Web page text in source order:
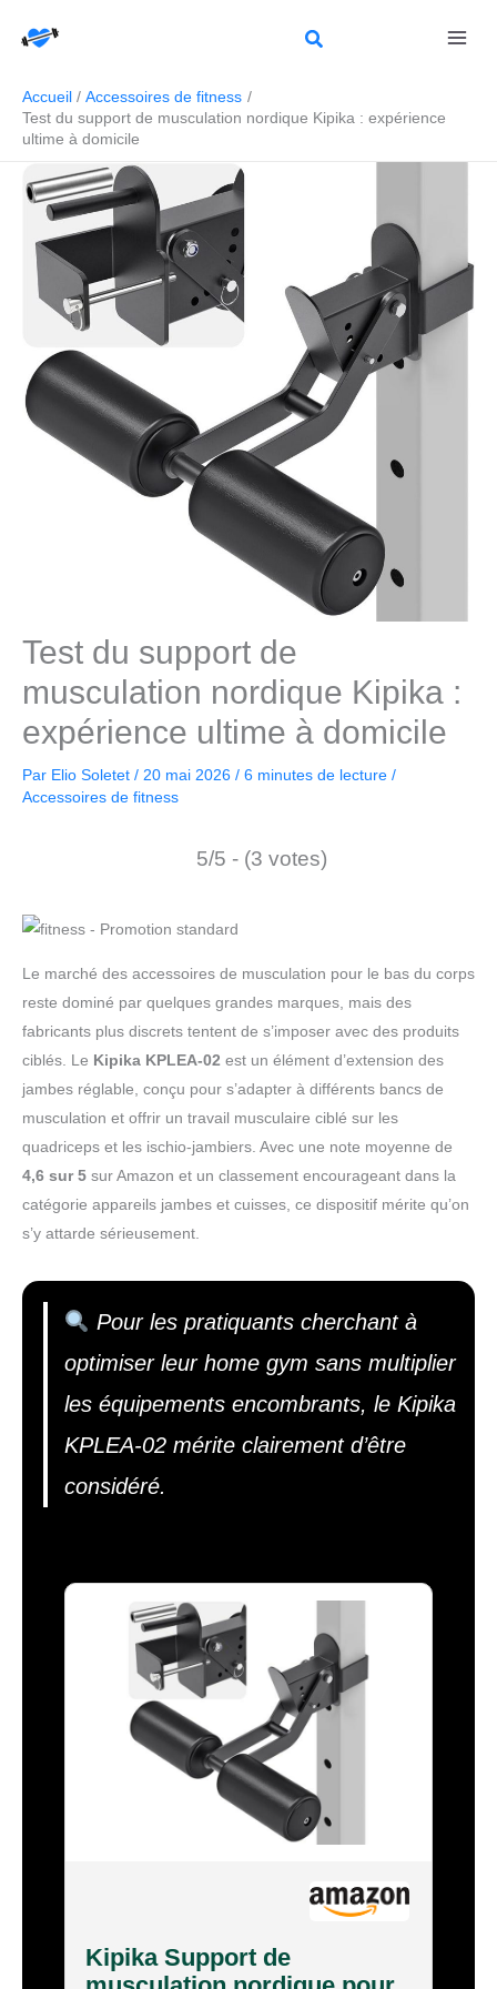
Accueil
Accessoires de fitness
Test du support de musculation nordique Kipika : expérience
ultime à domicile
Test du support de
musculation nordique Kipika :
expérience ultime à domicile
Par Elio Soletet / 20 mai 2026 / 6 minutes de lecture /
Accessoires de fitness
5/5 - (3 votes)
Le marché des accessoires de musculation pour le bas du corps
reste dominé par quelques grandes marques, mais des
fabricants plus discrets tentent de s’imposer avec des produits
ciblés. Le Kipika KPLEA-02 est un élément d’extension des
jambes réglable, conçu pour s’adapter à différents bancs de
musculation et offrir un travail musculaire ciblé sur les
quadriceps et les ischio-jambiers. Avec une note moyenne de
4,6 sur 5 sur Amazon et un classement encourageant dans la
catégorie appareils jambes et cuisses, ce dispositif mérite qu’on
s’y attarde sérieusement.
Pour les pratiquants cherchant à
optimiser leur home gym sans multiplier
les équipements encombrants, le Kipika
KPLEA-02 mérite clairement d’être
considéré.
Kipika Support de